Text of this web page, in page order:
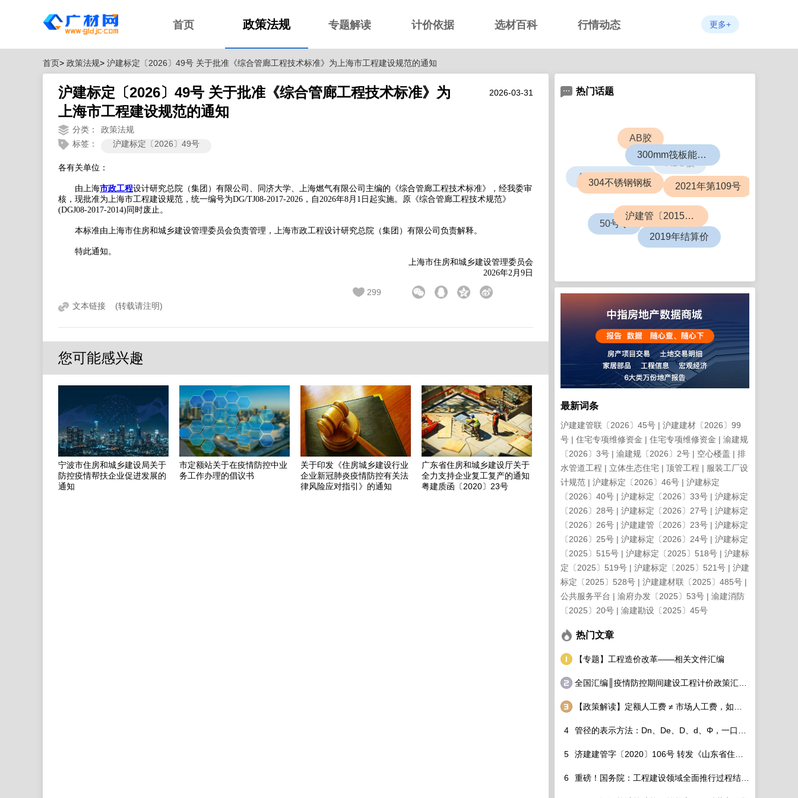
首页 政策法规 专题解读 计价依据 选材百科 行情动态 更多+
首页> 政策法规> 沪建标定〔2026〕49号 关于批准《综合管廊工程技术标准》为上海市工程建设规范的通知
沪建标定〔2026〕49号 关于批准《综合管廊工程技术标准》为
上海市工程建设规范的通知
2026-03-31
分类：
政策法规
标签：
沪建标定〔2026〕49号
各有关单位：
由上海市政工程设计研究总院（集团）有限公司、同济大学、上海燃气有限公司主编的《综合管廊工程技术标准》，经我委审
核，现批准为上海市工程建设规范，统一编号为DG/TJ08-2017-2026，自2026年8月1日起实施。原《综合管廊工程技术规范》
(DGJ08-2017-2014)同时废止。
本标准由上海市住房和城乡建设管理委员会负责管理，上海市政工程设计研究总院（集团）有限公司负责解释。
特此通知。
上海市住房和城乡建设管理委员会
2026年2月9日
299
文本链接
(转载请注明)
您可能感兴趣
宁波市住房和城乡建设局关于
防控疫情帮扶企业促进发展的
通知
市定额站关于在疫情防控中业
务工作办理的倡议书
关于印发《住房城乡建设行业
企业新冠肺炎疫情防控有关法
律风险应对指引》的通知
广东省住房和城乡建设厅关于
全力支持企业复工复产的通知
粤建质函〔2020〕23号
热门话题
沪建管〔2015〕726号
2019年结算价
2021年第109号
300mm筏板能盖几层楼
304不锈钢钢板
50号令
6063铝合金
ABS板
AB胶
ALC轻质隔墙板
最新词条
沪建建管联〔2026〕45号
沪建建材〔2026〕99
号
住宅专项维修资金 住宅专项维修资金
渝建规
〔2026〕3号
渝建规〔2026〕2号 空心楼盖
排
水管道工程
立体生态住宅 顶管工程
服装工厂设
计规范
沪建标定〔2026〕46号
沪建标定
〔2026〕40号
沪建标定〔2026〕33号
沪建标定
〔2026〕28号
沪建标定〔2026〕27号
沪建标定
〔2026〕26号
沪建建管〔2026〕23号
沪建标定
〔2026〕25号
沪建标定〔2026〕24号
沪建标定
〔2025〕515号
沪建标定〔2025〕518号
沪建标
定〔2025〕519号
沪建标定〔2025〕521号
沪建
标定〔2025〕528号
沪建建材联〔2025〕485号
公共服务平台
渝府办发〔2025〕53号
渝建消防
〔2025〕20号
渝建勘设〔2025〕45号
热门文章
【专题】工程造价改革——相关文件汇编
4
5
6